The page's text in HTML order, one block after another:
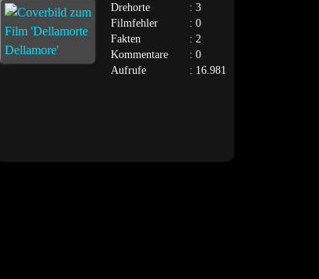
Drehorte
: 3
Filmfehler
: 0
Fakten
: 2
Kommentare
: 0
Aufrufe
: 16.981